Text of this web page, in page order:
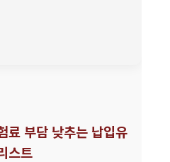
료 부담 낮추는 납입유
스트